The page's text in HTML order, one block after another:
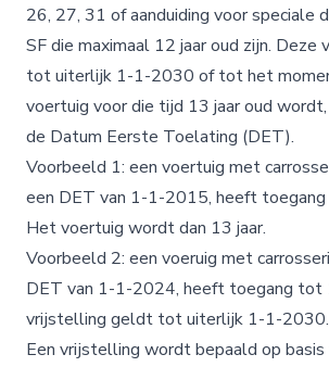
26, 27, 31 of aanduiding voor speciale
SF die maximaal 12 jaar oud zijn.
tot uiterlijk 1-1-2030 of tot het
voertuig voor die tijd 13 jaar oud
de Datum Eerste Toelating (DET).
Voorbeeld 1: een voertuig met
een DET van 1-1-2015, heeft
Het voertuig wordt dan 13 jaar.
Voorbeeld 2: een voeruig met
DET van 1-1-2024, heeft toegang
vrijstelling geldt tot uiterlijk 1-1-2030.
Een vrijstelling wordt bepaald op basis